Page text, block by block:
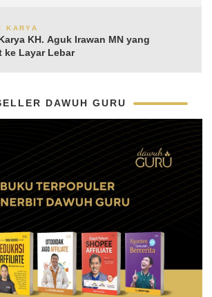
KARYA
KH. Aguk Irawan MN yang
ke Layar Lebar
DAWUH GURU